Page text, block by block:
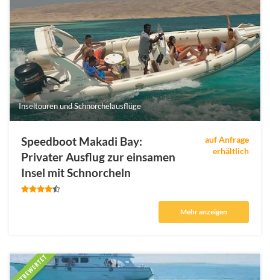
Inseltouren und Schnorchelausflüge
Speedboot Makadi Bay:
Privater Ausflug zur einsamen
Insel mit Schnorcheln
auf Anfrage
erhältlich
Mehr anzeigen